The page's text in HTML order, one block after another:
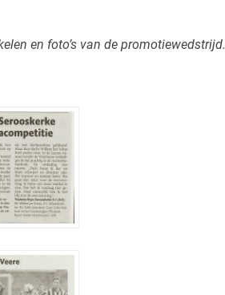
en foto’s van de promotiewedstrijd.